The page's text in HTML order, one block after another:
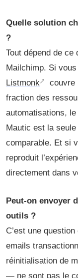
Quelle solution
?
Tout dépend de
Mailchimp. Si
Listmonk
couvre
fraction des
automatisations,
Mautic est la
comparable. Et si
reproduit
directement dans
Peut-on envoyer
outils ?
C’est une
emails
réinitialisation de
— ne sont pas le